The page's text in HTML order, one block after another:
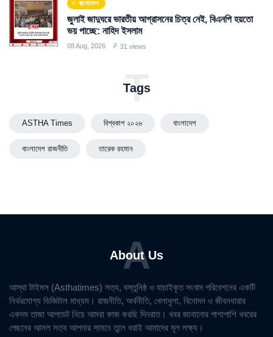
বাংলাদেশ
জুলাই জাদুঘরে ভারতীয় আগ্রাসনের চিত্র নেই, বিএনপি হয়তো
ভয় পাচ্ছে: নাহিদ ইসলাম
08 Aug, 2026 31 views
Tags
T
ASTHA Times বিশ্বকাপ ২০২৬ বাংলাদেশ
বাংলাদেশ রাজনীতি তারেক রহমান
About Us
A
আস্থা টাইমস (Asthatimes) সত্য, বস্তুনিষ্ঠ ও যাচাইকৃত সংবাদ পরিবেশনের একটি
নির্ভরযোগ্য ডিজিটাল মাধ্যম। রাজনীতি, অর্থনীতি, খেলাধুলা, বিনোদন ও জীবনধারার
একদম তাজা আপডেট নিয়ে আমরা কাজ করছি দিনরাত। খবর জানানোর পাশাপাশি খবরের
পেছনের আসল সত্য আপনার সামনে তুলে ধরাই আমাদের মূল লক্ষ্য।